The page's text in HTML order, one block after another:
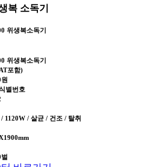
복 소독기
위생복소독기
위생복소독기
포함)
별번호
1120W / 살균 / 건조 / 탈취